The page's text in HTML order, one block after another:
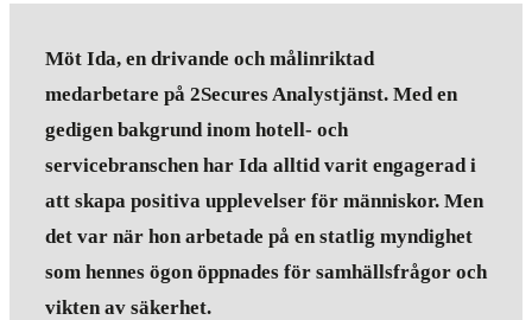
Möt Ida, en drivande och målinriktad
medarbetare på 2Secures Analystjänst. Med en
gedigen bakgrund inom hotell- och
servicebranschen har Ida alltid varit engagerad i
att skapa positiva upplevelser för människor. Men
det var när hon arbetade på en statlig myndighet
som hennes ögon öppnades för samhällsfrågor och
vikten av säkerhet.